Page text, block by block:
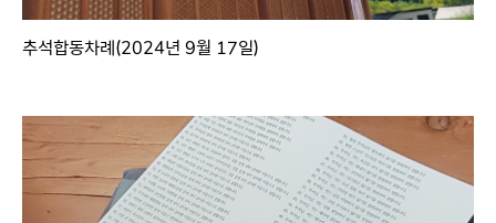
추석합동차례(2024년 9월 17일)